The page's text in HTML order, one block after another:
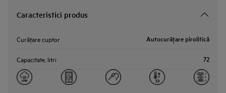
Caracteristici produs
Curăţare cuptor Autocurăţare pirolitică
Capacitate, litri 72